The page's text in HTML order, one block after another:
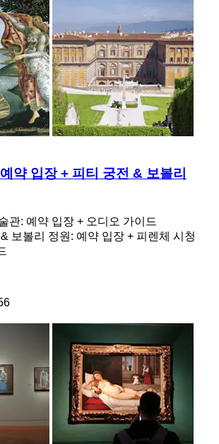
약 입장 + 피티 궁전 & 보볼리
관: 예약 입장 + 오디오 가이드
보볼리 정원: 예약 입장 + 피렌체 시청